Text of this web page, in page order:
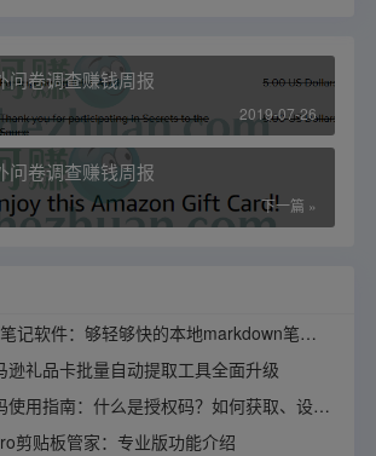
问卷调查赚钱周报
2019-07-26
问卷调查赚钱周报
下一篇 »
：够轻够快的本地markdown笔记应用90notes使用指南
逊礼品卡批量自动提取工具全面升级
指南：什么是授权码？如何获取、设置与管理？
剪贴板管家：专业版功能介绍